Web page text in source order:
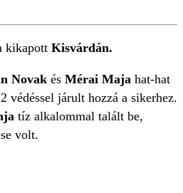
kikapott Kisvárdán.
Novak és Mérai Maja hat-hat
védéssel járult hozzá a sikerhez.
tíz alkalommal talált be,
volt.